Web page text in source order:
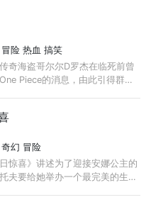
冒险 热血 搞笑
奇海盗哥尔尔D罗杰在临死前曾
Piece的消息，由此引得群雄
奇幻 冒险
惊喜》讲述为了迎接安娜公主的
夫要给她举办一个最完美的生日